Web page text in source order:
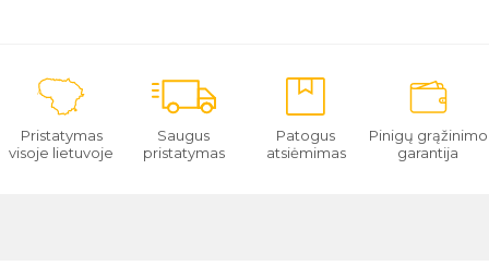
Pristatymas
visoje lietuvoje
Saugus
pristatymas
Patogus
atsiėmimas
Pinigų grąžinimo
garantija